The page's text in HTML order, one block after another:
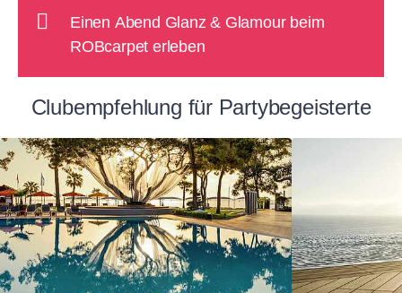
Einen Abend Glanz & Glamour beim
ROBcarpet erleben
Clubempfehlung für Partybegeisterte